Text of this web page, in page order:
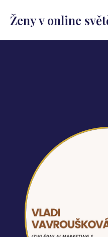
Ženy v online